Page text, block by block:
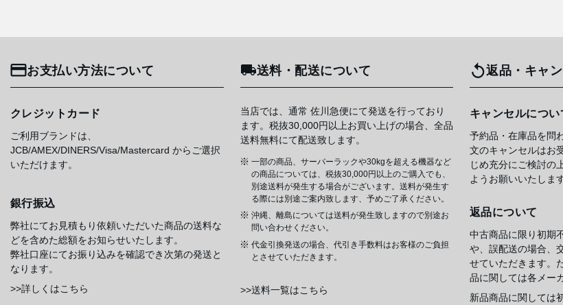
お支払い方法について
クレジットカード
ご利用ブランドは、
JCB/AMEX/DINERS/Visa/Mastercard からご選択
いただけます。
銀行振込
弊社にてお見積もり依頼いただいた商品の送料な
どを含めた総額をお知らせいたします。
弊社口座にてお振り込みを確認でき次第の発送と
なります。
>>詳しくはこちら
送料・配送について
当店では、通常 佐川急便にて発送を行っており
ます。税抜30,000円以上お買い上げの場合、全品
送料無料にて配送致します。
一部の商品、サーバーラックや30kgを超える機器など
の商品については、税抜30,000円以上のご購入でも、
別途送料が発生する場合がございます。送料が発生す
る際には別途ご案内致します、予めご了承ください。
沖縄、離島については送料が発生致しますので別途お
問い合わせください。
代金引換発送の場合、代引き手数料はお客様のご負担
とさせていただきます。
>>送料一覧はこちら
返品・キャ
キャンセルについ
予約品・在庫品を問
文のキャンセルはお
じめ充分にご検討の
ようお願いいたします
返品について
中古商品に限り初期
や、誤配送の場合、
せていただきます。
品に関しては各メー
新品商品に関しては